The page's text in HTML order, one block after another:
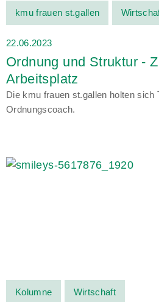
kmu frauen st.gallen
22.06.2023
Ordnung und Struktur -
Arbeitsplatz
Die kmu frauen st.gallen holten sich
Ordnungscoach.
Kolumne Wirtschaft